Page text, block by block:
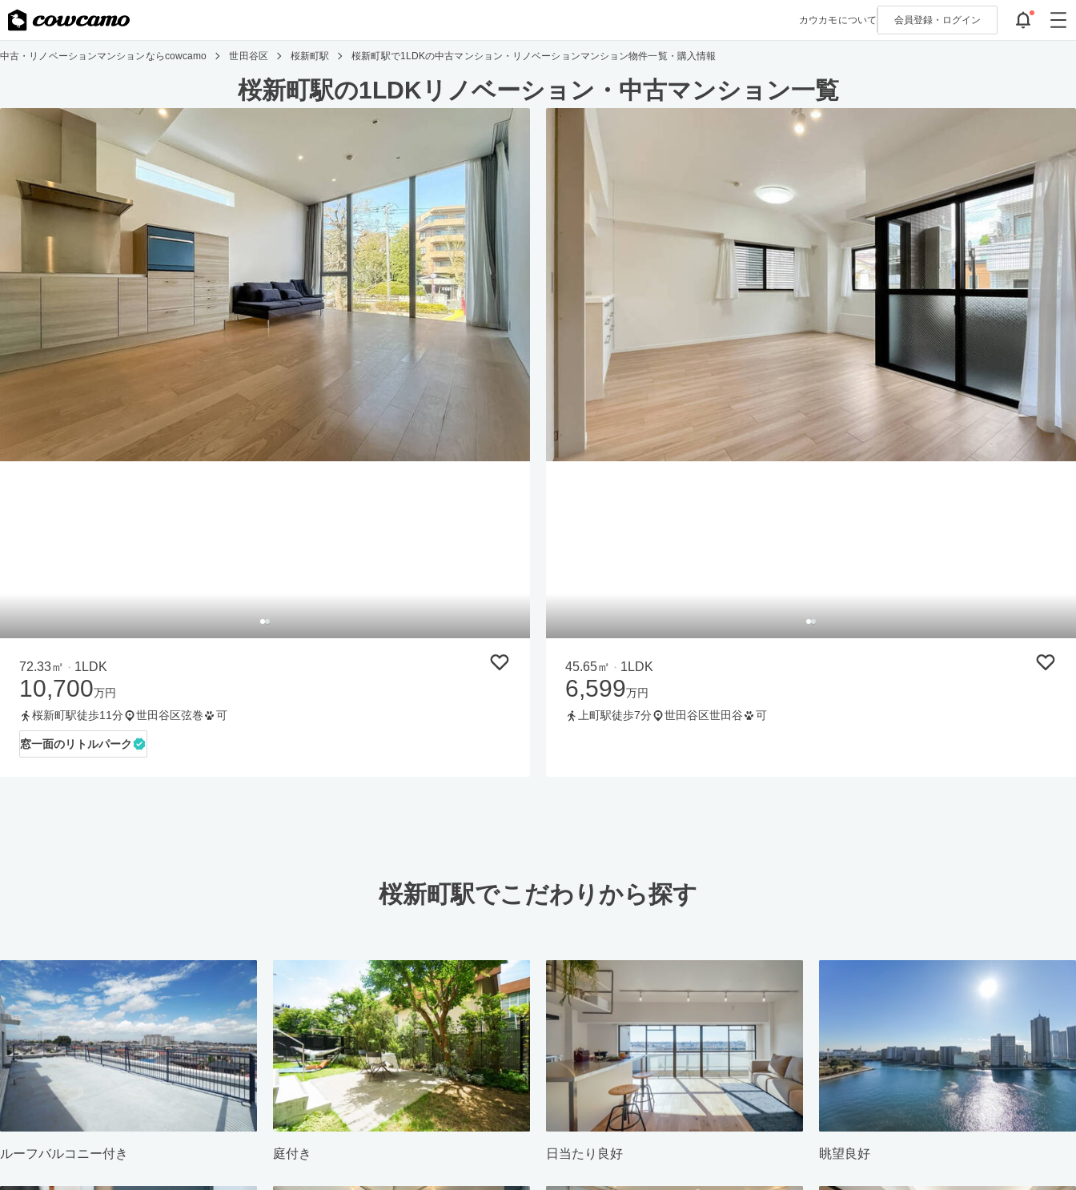
カウカモについて 会員登録・ ログイン
中古・リノベーションマンションならcowcamo 世田谷区 桜新町駅 桜新町駅で1LDKの中古マンション・リノベーションマンション物件一覧・購入情報
桜新町駅の1LDKリノベーション・中古マンション一覧
72.33㎡ ・ 1LDK
10,700万円
桜新町駅徒歩11分
世田谷区弦巻 可
窓一面のリトルパーク
45.65㎡ ・ 1LDK
6,599万円
上町駅徒歩7分
世田谷区世田谷 可
桜新町駅でこだわりから探す
ルーフバルコニー付き 庭付き 日当たり良好 眺望良好